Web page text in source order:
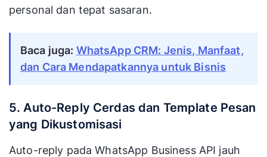
personal dan tepat sasaran.
Baca juga: WhatsApp CRM: Jenis, Manfaat,
dan Cara Mendapatkannya untuk Bisnis
5. Auto-Reply Cerdas dan Template Pesan
yang Dikustomisasi
Auto-reply pada WhatsApp Business API jauh